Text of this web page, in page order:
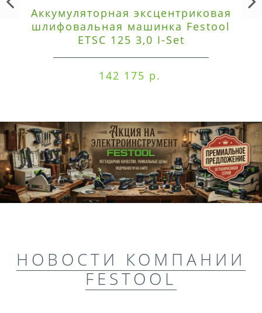
Аккумуляторная эксцентриковая
шлифовальная машинка Festool
ETSC 125 3,0 I-Set
142 175 р.
НОВОСТИ КОМПАНИИ
FESTOOL